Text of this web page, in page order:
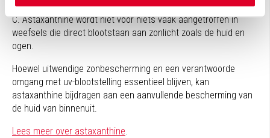
opgevangen doorwateroplosbare antioxidanten zoals vitamine
C.Astaxanthinewordt niet voor niets vaak aangetroffen in
weefsels die direct blootstaan aan zonlicht zoals de huid en
ogen.
Hoewel uitwendige zonbescherming en een verantwoorde
omgang met uv-blootstelling essentieel blijven, kan
astaxanthine bijdragen aan een aanvullende bescherming van
de huid van binnenuit.
Lees meer over astaxanthine.